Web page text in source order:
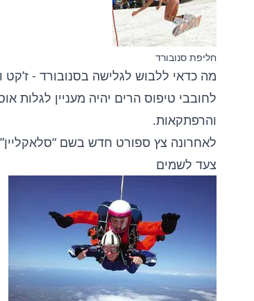
חליפת סנובורד
מה כדאי ללבוש לגלישה בסנובורד - ז’קט
לחובבי טיפוס הרים יהיה מעניין לגלות
והרפתקאות.
לאחרונה צץ ספורט חדש בשם
צעד לשמים